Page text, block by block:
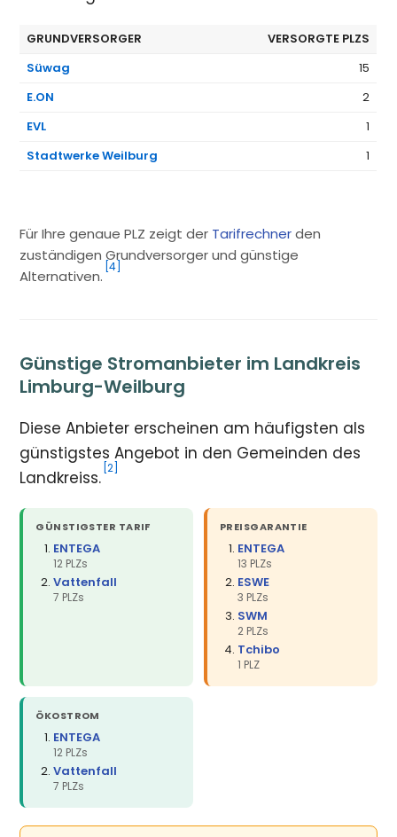
GRUNDVERSORGER
VERSORGTE PLZS
Süwag
15
E.ON
2
EVL
1
Stadtwerke Weilburg
1
Für Ihre genaue PLZ zeigt der Tarifrechnerden
zuständigen Grundversorger und günstige
Alternativen.
[4]
Günstige Stromanbieter im Landkreis
Limburg-Weilburg
Diese Anbieter erscheinen am häufigsten als
günstigstes Angebot in den Gemeinden des
Landkreiss. [2]
GÜNSTIGSTER TARIF
ENTEGA
12 PLZs
Vattenfall
7 PLZs
PREISGARANTIE
ENTEGA
13 PLZs
ESWE
3 PLZs
SWM
2 PLZs
Tchibo
1 PLZ
ÖKOSTROM
ENTEGA
12 PLZs
Vattenfall
7 PLZs